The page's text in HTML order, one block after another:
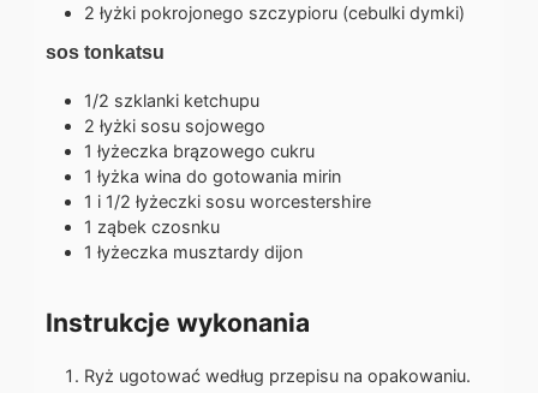
2 łyżki pokrojonego szczypioru (cebulki dymki)
sos tonkatsu
1/2 szklanki ketchupu
2 łyżki sosu sojowego
1 łyżeczka brązowego cukru
1 łyżka wina do gotowania mirin
1 i 1/2 łyżeczki sosu worcestershire
1 ząbek czosnku
1 łyżeczka musztardy dijon
Instrukcje wykonania
Ryż ugotować według przepisu na opakowaniu.